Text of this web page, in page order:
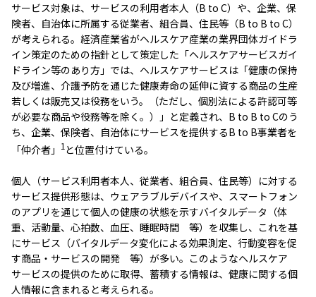
サービス対象は、サービスの利用者本人（B to C）や、企業、保
険者、自治体に所属する従業者、組合員、住民等（B to B to C）
が考えられる。経済産業省がヘルスケア産業の業界団体ガイドラ
イン策定のための指針として策定した「ヘルスケアサービスガイ
ドライン等のあり方」では、ヘルスケアサービスは「健康の保持
及び増進、介護予防を通じた健康寿命の延伸に資する商品の生産
若しくは販売又は役務をいう。（ただし、個別法による許認可等
が必要な商品や役務等を除く。）」と定義され、B to B to Cのう
ち、企業、保険者、自治体にサービスを提供するB to B事業者を
「仲介者」 1 と位置付けている。
個人（サービス利用者本人、従業者、組合員、住民等）に対する
サービス提供形態は、ウェアラブルデバイスや、スマートフォン
のアプリを通じて個人の健康の状態を示すバイタルデータ（体
重、活動量、心拍数、血圧、睡眠時間 等）を収集し、これを基
にサービス（バイタルデータ変化による効果測定、行動変容を促
す商品・サービスの開発 等）が多い。このようなヘルスケア
サービスの提供のために取得、蓄積する情報は、健康に関する個
人情報に含まれると考えられる。